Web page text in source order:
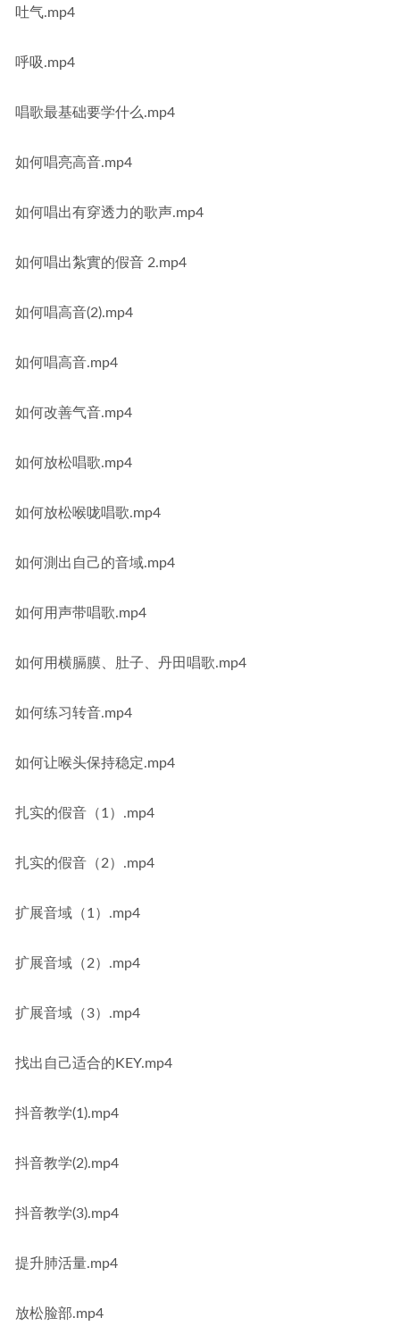
吐气.mp4
呼吸.mp4
唱歌最基础要学什么.mp4
如何唱亮高音.mp4
如何唱出有穿透力的歌声.mp4
如何唱出紮實的假音 2.mp4
如何唱高音(2).mp4
如何唱高音.mp4
如何改善气音.mp4
如何放松唱歌.mp4
如何放松喉咙唱歌.mp4
如何測出自己的音域.mp4
如何用声带唱歌.mp4
如何用横膈膜、肚子、丹田唱歌.mp4
如何练习转音.mp4
如何让喉头保持稳定.mp4
扎实的假音（1）.mp4
扎实的假音（2）.mp4
扩展音域（1）.mp4
扩展音域（2）.mp4
扩展音域（3）.mp4
找出自己适合的KEY.mp4
抖音教学(1).mp4
抖音教学(2).mp4
抖音教学(3).mp4
提升肺活量.mp4
放松脸部.mp4